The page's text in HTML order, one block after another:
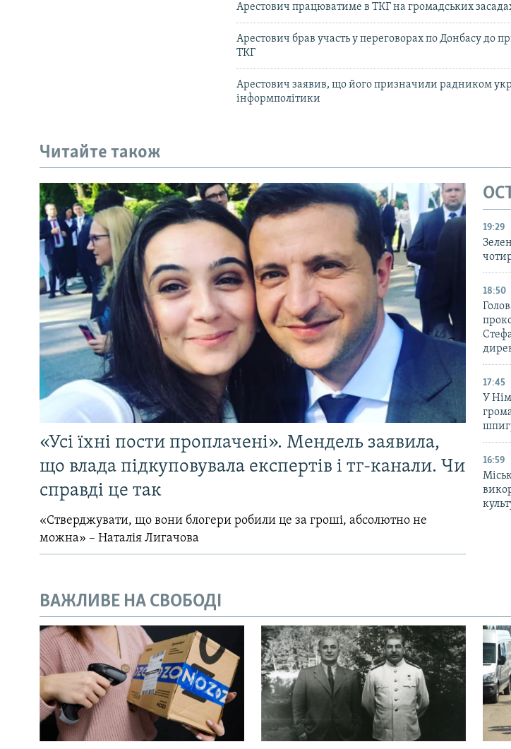
Арестович працюватиме в ТКГ на громадських
Арестович брав участь у переговорах по Донбасу до
ТКГ
Арестович заявив, що його призначили радником
інформполітики
Читайте також
«Усі їхні пости проплачені». Мендель заявила,
що влада підкуповувала експертів і тг-канали. Чи
справді це так
«Стверджувати, що вони блогери робили це за гроші, абсолютно не
можна» – Наталія Лигачова
19:29
18:50
17:45
У
16:59
ВАЖЛИВЕ НА СВОБОДІ